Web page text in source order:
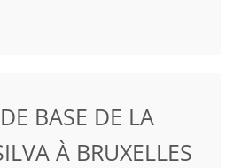
BASE DE LA
À BRUXELLES